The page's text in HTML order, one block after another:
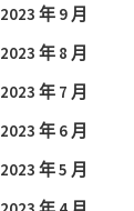
2023 年 9 月
2023 年 8 月
2023 年 7 月
2023 年 6 月
2023 年 5 月